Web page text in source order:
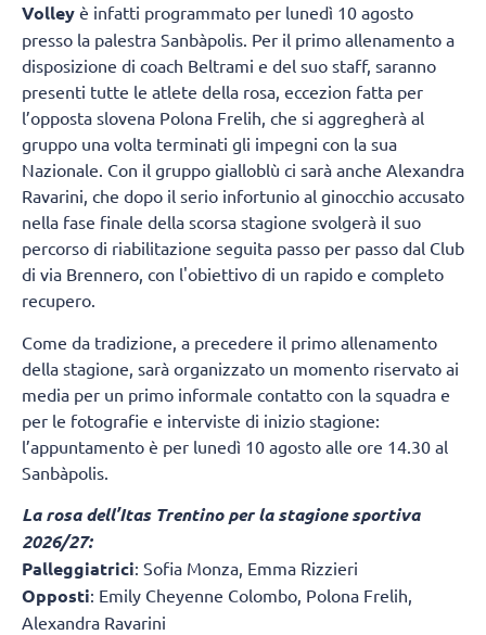
Volley è infatti programmato per lunedì 10 agosto
presso la palestra Sanbàpolis. Per il primo allenamento a
disposizione di coach Beltrami e del suo staff, saranno
presenti tutte le atlete della rosa, eccezion fatta per
l’opposta slovena Polona Frelih, che si aggregherà al
gruppo una volta terminati gli impegni con la sua
Nazionale. Con il gruppo gialloblù ci sarà anche Alexandra
Ravarini, che dopo il serio infortunio al ginocchio accusato
nella fase finale della scorsa stagione svolgerà il suo
percorso di riabilitazione seguita passo per passo dal Club
di via Brennero, con l'obiettivo di un rapido e completo
recupero.
Come da tradizione, a precedere il primo allenamento
della stagione, sarà organizzato un momento riservato ai
media per un primo informale contatto con la squadra e
per le fotografie e interviste di inizio stagione:
l’appuntamento è per lunedì 10 agosto alle ore 14.30 al
Sanbàpolis.
La rosa dell’Itas Trentino per la stagione sportiva
2026/27:
Palleggiatrici: Sofia Monza, Emma Rizzieri
Opposti: Emily Cheyenne Colombo, Polona Frelih,
Alexandra Ravarini